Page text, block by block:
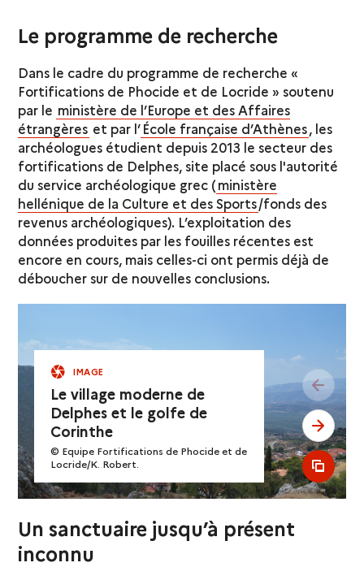
Le programme de recherche
Dans le cadre du programme de recherche «
Fortifications de Phocide et de Locride » soutenu
par le ministère de l’Europe et des Affaires
étrangères et par l’École française d’Athènes, les
archéologues étudient depuis 2013 le secteur des
fortifications de Delphes, site placé sous l'autorité
du service archéologique grec (ministère
hellénique de la Culture et des Sports/fonds des
revenus archéologiques). L’exploitation des
données produites par les fouilles récentes est
encore en cours, mais celles-ci ont permis déjà de
déboucher sur de nouvelles conclusions.
IMAGE
Le village moderne de
Delphes et le golfe de
Corinthe
© Equipe Fortifications de Phocide et de
Locride/K. Robert.
see
see
see
Un sanctuaire jusqu’à présent
inconnu